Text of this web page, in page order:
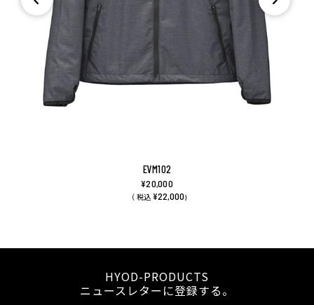
EVM102
¥20,000
（ 税込 ¥22,000)
HYOD-PRODUCTS
ニュースレターに登録する。